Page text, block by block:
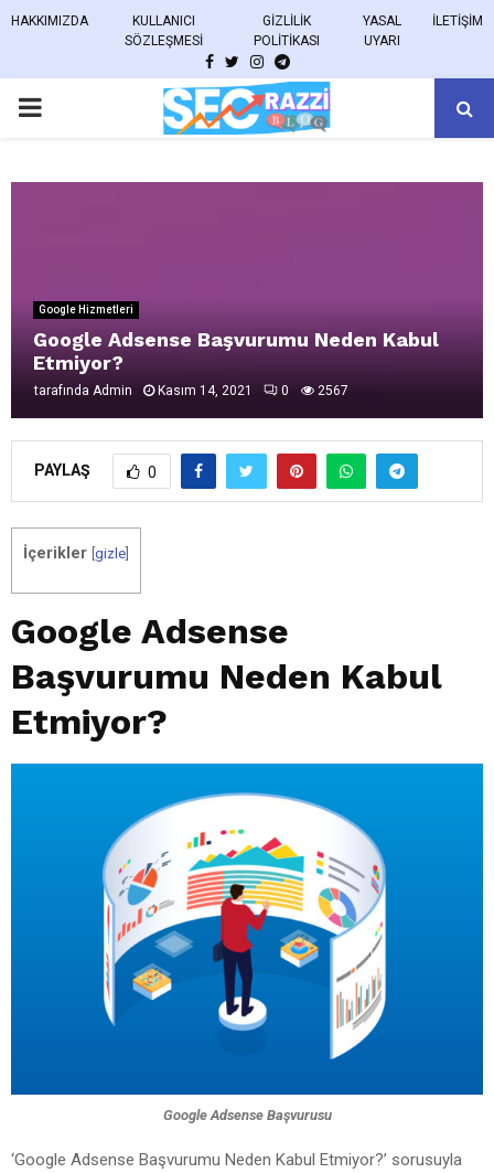
HAKKIMIZDA
KULLANICI
SÖZLEŞMESI
GIZLILIK
POLITIKASI
YASAL
UYARI
İLETIŞIM
FACEBOOK
TWITTER
INSTAGRAM
TELEGRAM
PRIMARY
Google Hizmetleri
Google Adsense Başvurumu Neden Kabul
Etmiyor?
tarafında Admin Kasım 14, 2021 0 2567
PAYLAŞ 0
İçerikler [gizle]
Google Adsense
Başvurumu Neden Kabul
Etmiyor?
Google Adsense Başvurusu
‘Google Adsense Başvurumu Neden Kabul Etmiyor?’ sorusuyla